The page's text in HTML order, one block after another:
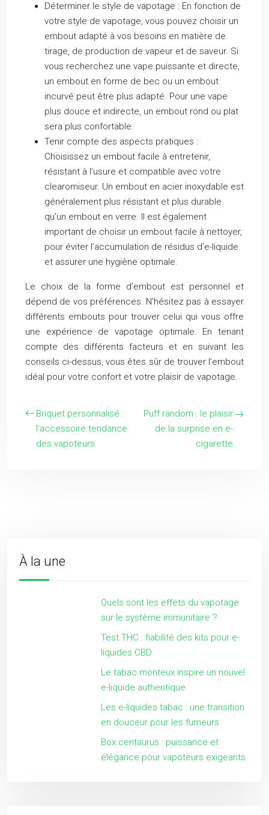
Déterminer le style de vapotage : En fonction de
votre style de vapotage, vous pouvez choisir un
embout adapté à vos besoins en matière de
tirage, de production de vapeur et de saveur. Si
vous recherchez une vape puissante et directe,
un embout en forme de bec ou un embout
incurvé peut être plus adapté. Pour une vape
plus douce et indirecte, un embout rond ou plat
sera plus confortable.
Tenir compte des aspects pratiques :
Choisissez un embout facile à entretenir,
résistant à l’usure et compatible avec votre
clearomiseur. Un embout en acier inoxydable est
généralement plus résistant et plus durable
qu’un embout en verre. Il est également
important de choisir un embout facile à nettoyer,
pour éviter l’accumulation de résidus d’e-liquide
et assurer une hygiène optimale.
Le choix de la forme d’embout est personnel et
dépend de vos préférences. N’hésitez pas à essayer
différents embouts pour trouver celui qui vous offre
une expérience de vapotage optimale. En tenant
compte des différents facteurs et en suivant les
conseils ci-dessus, vous êtes sûr de trouver l’embout
idéal pour votre confort et votre plaisir de vapotage.
Briquet personnalisé :
l’accessoire tendance
des vapoteurs
Puff random : le plaisir
de la surprise en e-
cigarette
À la une
Quels sont les effets du vapotage
sur le système immunitaire ?
Test THC : fiabilité des kits pour e-
liquides CBD
Le tabac monteux inspire un nouvel
e-liquide authentique
Les e-liquides tabac : une transition
en douceur pour les fumeurs
Box centaurus : puissance et
élégance pour vapoteurs exigeants